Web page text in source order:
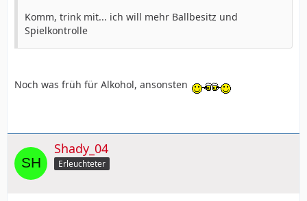
Komm, trink mit... ich will mehr Ballbesitz und
Spielkontrolle
Noch was früh für Alkohol, ansonsten
Shady_04
Erleuchteter